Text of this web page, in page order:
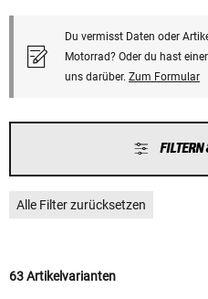
Du vermisst Daten oder
Motorrad? Oder du hast
uns darüber. Zum Formular
FILTERN
Alle Filter zurücksetzen
63 Artikelvarianten